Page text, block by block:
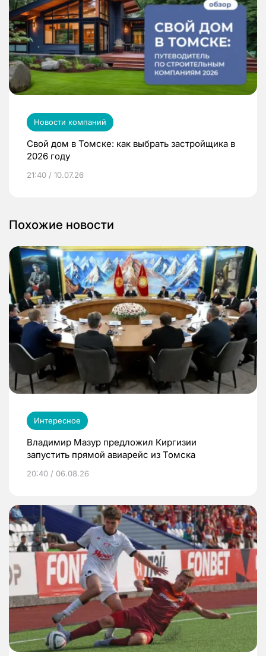
Новости компаний
Свой дом в Томске: как выбрать застройщика в
2026 году
21:40 / 10.07.26
Похожие новости
Интересное
Владимир Мазур предложил Киргизии
запустить прямой авиарейс из Томска
20:40 / 06.08.26